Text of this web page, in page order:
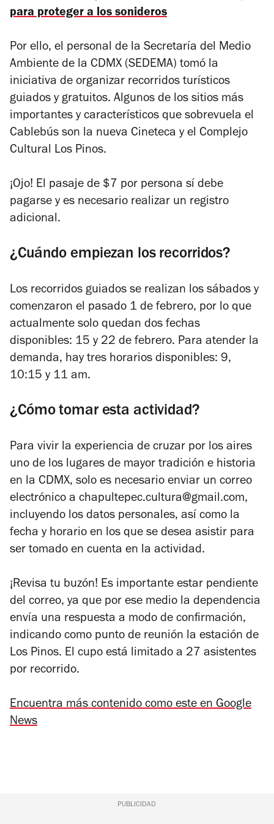
para proteger a los sonideros
Por ello, el personal de la Secretaría del Medio
Ambiente de la CDMX (SEDEMA) tomó la
iniciativa de organizar recorridos turísticos
guiados y gratuitos. Algunos de los sitios más
importantes y característicos que sobrevuela el
Cablebús son la nueva Cineteca y el Complejo
Cultural Los Pinos.
¡Ojo! El pasaje de $7 por persona sí debe
pagarse y es necesario realizar un registro
adicional.
¿Cuándo empiezan los recorridos?
Los recorridos guiados se realizan los sábados y
comenzaron el pasado 1 de febrero, por lo que
actualmente solo quedan dos fechas
disponibles: 15 y 22 de febrero. Para atender la
demanda, hay tres horarios disponibles: 9,
10:15 y 11 am.
¿Cómo tomar esta actividad?
Para vivir la experiencia de cruzar por los aires
uno de los lugares de mayor tradición e historia
en la CDMX, solo es necesario enviar un correo
electrónico a chapultepec.cultura@gmail.com,
incluyendo los datos personales, así como la
fecha y horario en los que se desea asistir para
ser tomado en cuenta en la actividad.
¡Revisa tu buzón! Es importante estar pendiente
del correo, ya que por ese medio la dependencia
envía una respuesta a modo de confirmación,
indicando como punto de reunión la estación de
Los Pinos. El cupo está limitado a 27 asistentes
por recorrido.
Encuentra más contenido como este en Google
News
PUBLICIDAD